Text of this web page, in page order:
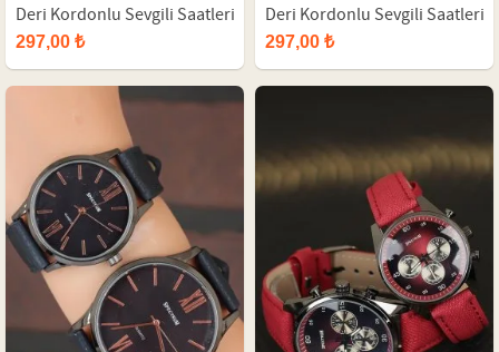
Deri Kordonlu Sevgili Saatleri
297,00 ₺
Deri Kordonlu Sevgili Saatleri
297,00 ₺